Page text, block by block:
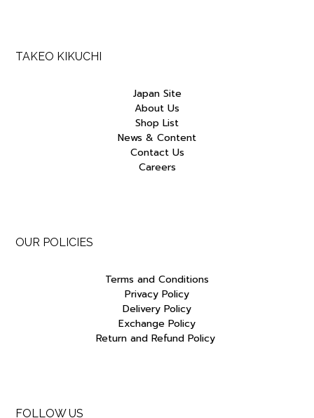
TAKEO KIKUCHI
Japan Site
About Us
Shop List
News & Content
Contact Us
Careers
OUR POLICIES
Terms and Conditions
Privacy Policy
Delivery Policy
Exchange Policy
Return and Refund Policy
FOLLOW US